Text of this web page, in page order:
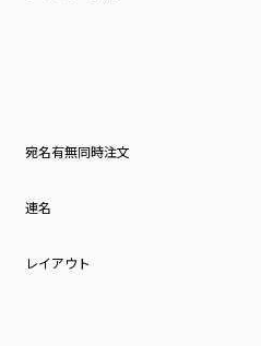
宛名有無同時注文
連名
レイアウト